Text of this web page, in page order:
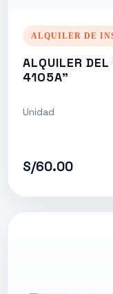
ALQUILER DE
ALQUILER
4105A"
Unidad
S/60.00